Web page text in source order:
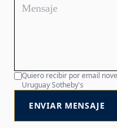
Quiero recibir por email
Uruguay Sotheby's
ENVIAR MENSAJE